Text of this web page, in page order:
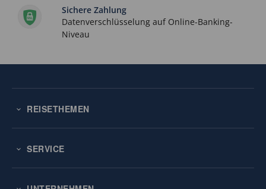
Sichere Zahlung
Datenverschlüsselung auf Online-Banking-
Niveau
REISETHEMEN
SERVICE